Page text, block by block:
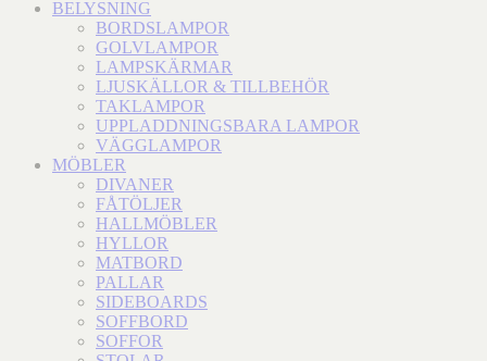
BELYSNING
BORDSLAMPOR
GOLVLAMPOR
LAMPSKÄRMAR
LJUSKÄLLOR & TILLBEHÖR
TAKLAMPOR
UPPLADDNINGSBARA LAMPOR
VÄGGLAMPOR
MÖBLER
DIVANER
FÅTÖLJER
HALLMÖBLER
HYLLOR
MATBORD
PALLAR
SIDEBOARDS
SOFFBORD
SOFFOR